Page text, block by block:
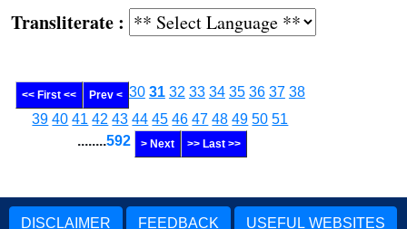
:
<< First << Prev < 30 31 32 33 34 35 36 37 38
39 40 41 42 43 44 45 46 47 48 49 50 51
........592 > Next >> Last >>
DISCLAIMER FEEDBACK USEFUL WEBSITES